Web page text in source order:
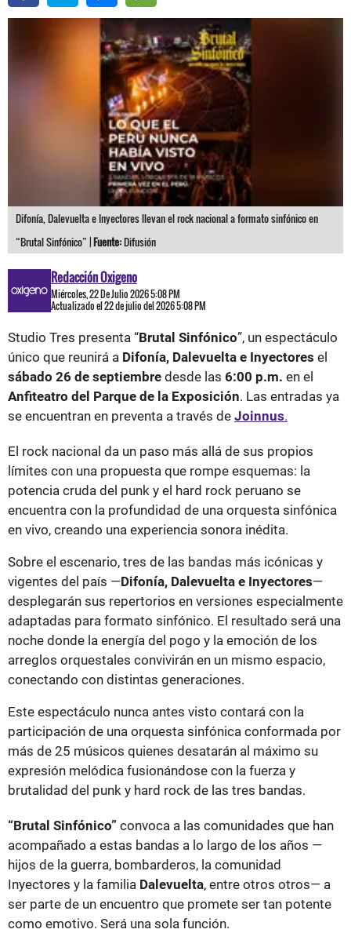
Difonía, Dalevuelta e Inyectores llevan el rock nacional a formato sinfónico en
“Brutal Sinfónico” |Fuente:Difusión
Redacción Oxigeno
Miércoles, 22 De Julio 2026 5:08 PM
Actualizado el 22 de julio del 2026 5:08 PM
Studio Tres presenta “Brutal Sinfónico”, un espectáculo
único que reunirá a Difonía, Dalevuelta e Inyectores el
sábado 26 de septiembre desde las 6:00 p.m. en el
Anfiteatro del Parque de la Exposición. Las entradas ya
se encuentran en preventa a través de Joinnus.
El rock nacional da un paso más allá de sus propios
límites con una propuesta que rompe esquemas: la
potencia cruda del punk y el hard rock peruano se
encuentra con la profundidad de una orquesta sinfónica
en vivo, creando una experiencia sonora inédita.
Sobre el escenario, tres de las bandas más icónicas y
vigentes del país —Difonía, Dalevuelta e Inyectores—
desplegarán sus repertorios en versiones especialmente
adaptadas para formato sinfónico. El resultado será una
noche donde la energía del pogo y la emoción de los
arreglos orquestales convivirán en un mismo espacio,
conectando con distintas generaciones.
Este espectáculo nunca antes visto contará con la
participación de una orquesta sinfónica conformada por
más de 25 músicos quienes desatarán al máximo su
expresión melódica fusionándose con la fuerza y
brutalidad del punk y hard rock de las tres bandas.
“Brutal Sinfónico” convoca a las comunidades que han
acompañado a estas bandas a lo largo de los años —
hijos de la guerra, bombarderos, la comunidad
Inyectores y la familia Dalevuelta, entre otros otros— a
ser parte de un encuentro que promete ser tan potente
como emotivo. Será una sola función.